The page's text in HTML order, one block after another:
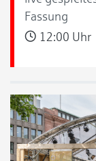
Fassung
12:00 Uhr